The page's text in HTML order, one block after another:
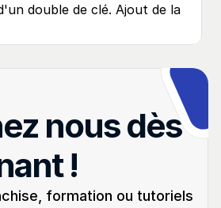
double de clé. Ajout de la
tutoriels
nous dès
!
formation ou tutoriels